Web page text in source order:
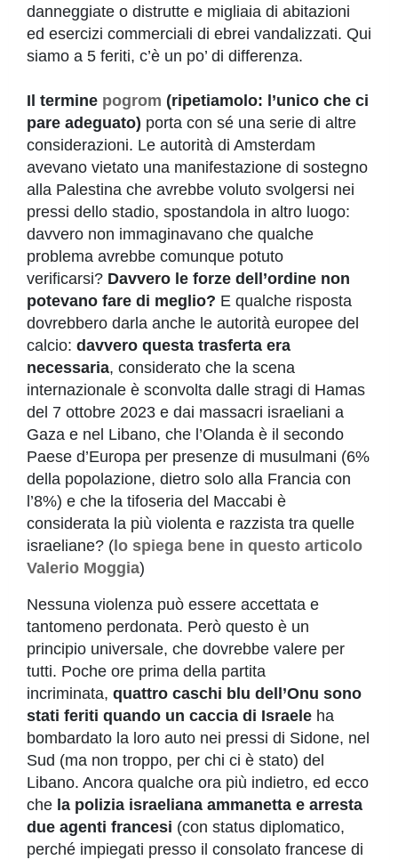
danneggiate o distrutte e migliaia di abitazioni
ed esercizi commerciali di ebrei vandalizzati. Qui
siamo a 5 feriti, c’è un po’ di differenza.
Il termine pogrom (ripetiamolo: l’unico che ci
pare adeguato) porta con sé una serie di altre
considerazioni. Le autorità di Amsterdam
avevano vietato una manifestazione di sostegno
alla Palestina che avrebbe voluto svolgersi nei
pressi dello stadio, spostandola in altro luogo:
davvero non immaginavano che qualche
problema avrebbe comunque potuto
verificarsi? Davvero le forze dell’ordine non
potevano fare di meglio? E qualche risposta
dovrebbero darla anche le autorità europee del
calcio: davvero questa trasferta era
necessaria, considerato che la scena
internazionale è sconvolta dalle stragi di Hamas
del 7 ottobre 2023 e dai massacri israeliani a
Gaza e nel Libano, che l’Olanda è il secondo
Paese d’Europa per presenze di musulmani (6%
della popolazione, dietro solo alla Francia con
l’8%) e che la tifoseria del Maccabi è
considerata la più violenta e razzista tra quelle
israeliane? ( lo spiega bene in questo articolo
Valerio Moggia)
Nessuna violenza può essere accettata e
tantomeno perdonata. Però questo è un
principio universale, che dovrebbe valere per
tutti. Poche ore prima della partita
incriminata, quattro caschi blu dell’Onu sono
stati feriti quando un caccia di Israele ha
bombardato la loro auto nei pressi di Sidone, nel
Sud (ma non troppo, per chi ci è stato) del
Libano. Ancora qualche ora più indietro, ed ecco
che la polizia israeliana ammanetta e arresta
due agenti francesi (con status diplomatico,
perché impiegati presso il consolato francese di